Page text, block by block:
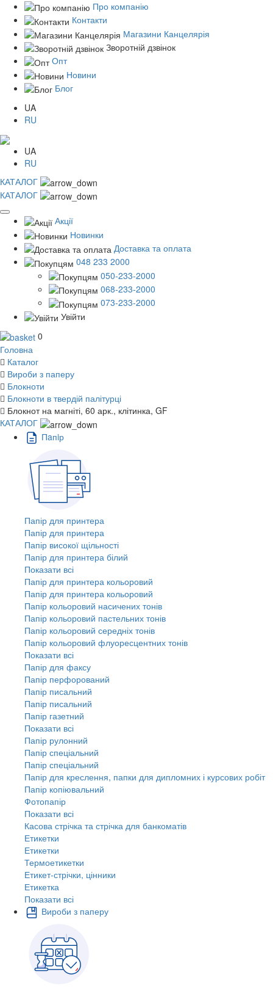
Про компанію
Контакти
Магазини Канцелярія
Зворотній дзвінок
Опт
Новини
Блог
UA
RU
UA
RU
КАТАЛОГ
КАТАЛОГ
Акції
Новинки
Доставка та оплата
048 233 2000
050-233-2000
068-233-2000
073-233-2000
Увійти
0
Головна
Каталог
Вироби з паперу
Блокноти
Блокноти в твердій палітурці
Блокнот на магніті, 60 арк., клітинка, GF
КАТАЛОГ
Пaпiр
Папір для принтера
Папір для принтера
Папір високої щільності
Папір для принтера білий
Показати всі
Папір для принтера кольоровий
Папір для принтера кольоровий
Папір кольоровий насичених тонів
Папір кольоровий пастельних тонів
Папір кольоровий середніх тонів
Папір кольоровий флуоресцентних тонів
Показати всі
Папір для факсу
Папір перфорований
Папір писальний
Папір писальний
Папір газетний
Показати всі
Папір рулонний
Папір спеціальний
Папір спеціальний
Папір для креслення, папки для дипломних і курсових робіт
Папір копіювальний
Фотопапір
Показати всі
Касова стрічка та стрічка для банкоматів
Етикетки
Етикетки
Термоетикетки
Етикет-стрічки, цінники
Етикетка
Показати всі
Вироби з паперу